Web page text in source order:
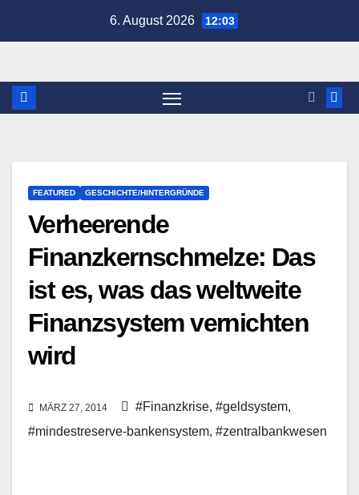
6. August 2026 12:03
FEATURED GESCHICHTE/HINTERGRÜNDE
Verheerende
Finanzkernschmelze: Das
ist es, was das weltweite
Finanzsystem vernichten
wird
MÄRZ 27, 2014 #Finanzkrise, #geldsystem,
#mindestreserve-bankensystem, #zentralbankwesen